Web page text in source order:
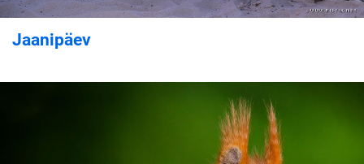
Jaanipäev